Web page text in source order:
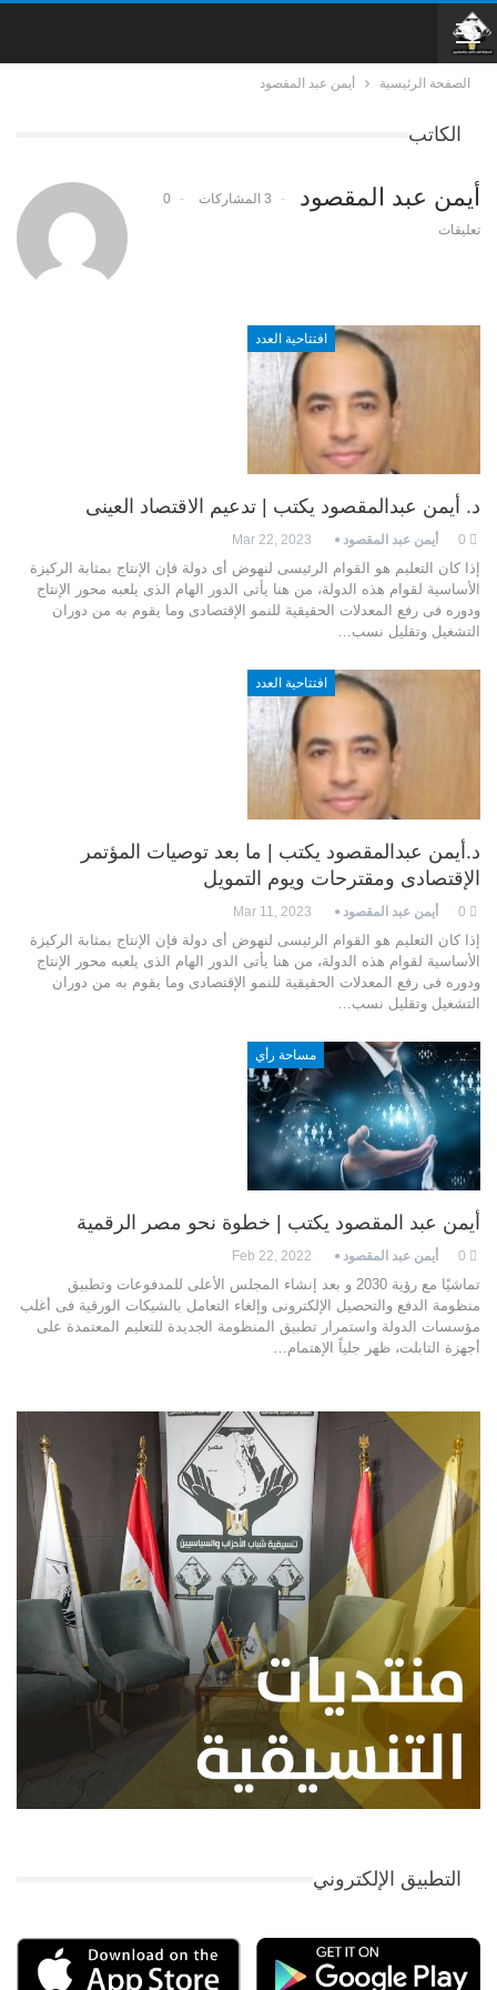
الصفحة الرئيسية أيمن عبد المقصود
الكاتب
أيمن عبد المقصود 3 المشاركات
0
تعليقات
افتتاحية العدد
د. أيمن عبدالمقصود يكتب | تدعيم الاقتصاد العينى
أيمن عبد المقصود Mar 22, 2023
إذا كان التعليم هو القوام الرئيسى لنهوض أى دولة فإن الإنتاج بمثابة الركيزة
الأساسية لقوام هذه الدولة، من هنا يأتى الدور الهام الذى يلعبه محور الإنتاج
ودوره فى رفع المعدلات الحقيقية للنمو الإقتصادى وما يقوم به من دوران
التشغيل وتقليل نسب…
افتتاحية العدد
د.أيمن عبدالمقصود يكتب | ما بعد توصيات المؤتمر
الإقتصادى ومقترحات ويوم التمويل
أيمن عبد المقصود Mar 11, 2023
إذا كان التعليم هو القوام الرئيسى لنهوض أى دولة فإن الإنتاج بمثابة الركيزة
الأساسية لقوام هذه الدولة، من هنا يأتى الدور الهام الذى يلعبه محور الإنتاج
ودوره فى رفع المعدلات الحقيقية للنمو الإقتصادى وما يقوم به من دوران
التشغيل وتقليل نسب…
مساحة رأي
أيمن عبد المقصود يكتب | خطوة نحو مصر الرقمية
أيمن عبد المقصود Feb 22, 2022
تماشيًا مع رؤية 2030 و بعد إنشاء المجلس الأعلى للمدفوعات وتطبيق
منظومة الدفع والتحصيل الإلكترونى وإلغاء التعامل بالشيكات الورقية فى أغلب
مؤسسات الدولة واستمرار تطبيق المنظومة الجديدة للتعليم المعتمدة على
أجهزة التابلت، ظهر جلياً الإهتمام…
التطبيق الإلكتروني